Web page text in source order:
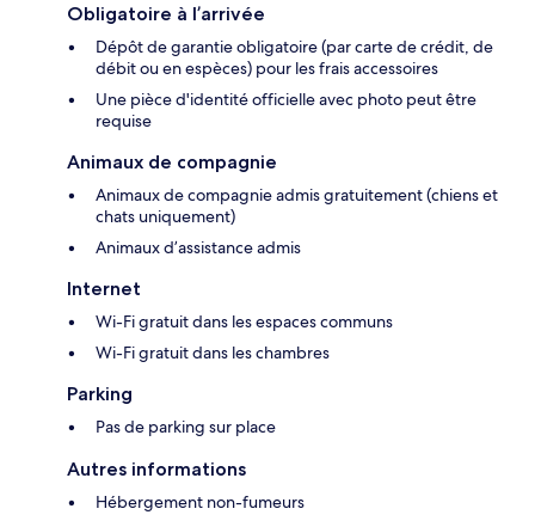
Obligatoire à l’arrivée
Dépôt de garantie obligatoire (par carte de crédit, de
débit ou en espèces) pour les frais accessoires
Une pièce d'identité officielle avec photo peut être
requise
Animaux de compagnie
Animaux de compagnie admis gratuitement (chiens et
chats uniquement)
Animaux d’assistance admis
Internet
Wi-Fi gratuit dans les espaces communs
Wi-Fi gratuit dans les chambres
Parking
Pas de parking sur place
Autres informations
Hébergement non-fumeurs